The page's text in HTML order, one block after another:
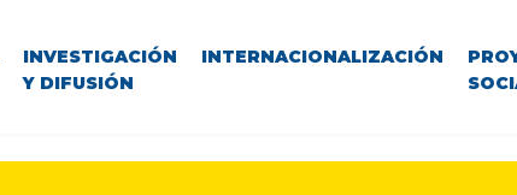
INVESTIGACIÓN
Y DIFUSIÓN
INTERNACIONALIZACIÓN